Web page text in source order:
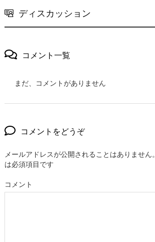
ディスカッション
コメント一覧
まだ、コメントがありません
コメントをどうぞ
メールアドレスが公開されることはありません。
は必須項目です
コメント